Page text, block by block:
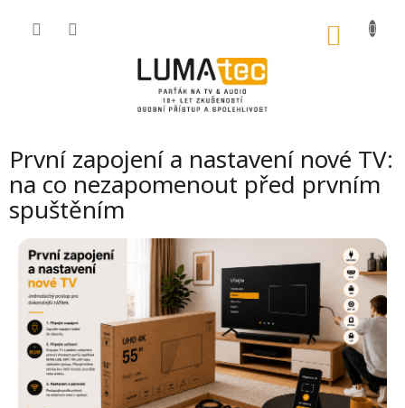
První zapojení a nastavení nové TV:
na co nezapomenout před prvním
spuštěním